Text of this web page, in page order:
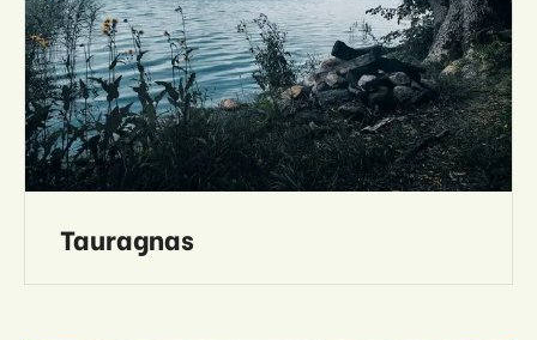
Tauragnas